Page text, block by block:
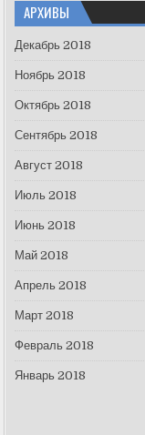
АРХИВЫ
Декабрь 2018
Ноябрь 2018
Октябрь 2018
Сентябрь 2018
Август 2018
Июль 2018
Июнь 2018
Май 2018
Апрель 2018
Март 2018
Февраль 2018
Январь 2018